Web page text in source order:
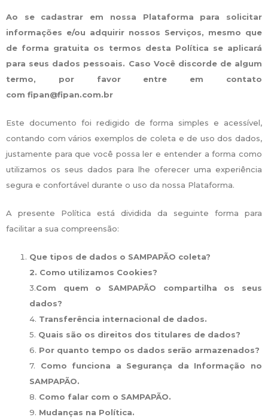
Ao se cadastrar em nossa Plataforma para solicitar
informações e/ou adquirir nossos Serviços, mesmo que
de forma gratuita os termos desta Política se aplicará
para seus dados pessoais. Caso Você discorde de algum
termo, por favor entre em contato
com fipan@fipan.com.br
Este documento foi redigido de forma simples e acessível,
contando com vários exemplos de coleta e de uso dos dados,
justamente para que você possa ler e entender a forma como
utilizamos os seus dados para lhe oferecer uma experiência
segura e confortável durante o uso da nossa Plataforma.
A presente Política está dividida da seguinte forma para
facilitar a sua compreensão:
Que tipos de dados o SAMPAPÃO coleta?
2. Como utilizamos Cookies?
3.Com quem o SAMPAPÃO compartilha os seus
dados?
4. Transferência internacional de dados.
5. Quais são os direitos dos titulares de dados?
6. Por quanto tempo os dados serão armazenados?
7. Como funciona a Segurança da Informação no
SAMPAPÃO.
8. Como falar com o SAMPAPÃO.
9. Mudanças na Política.